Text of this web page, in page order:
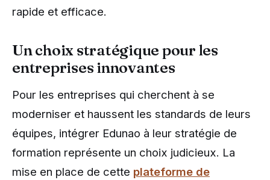
rapide et efficace.
Un choix stratégique pour les
entreprises innovantes
Pour les entreprises qui cherchent à se
moderniser et haussent les standards de leurs
équipes, intégrer Edunao à leur stratégie de
formation représente un choix judicieux. La
mise en place de cette plateforme de